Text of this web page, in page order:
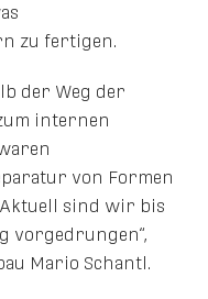
zu fertigen.
der Weg der
internen
von Formen
sind wir bis
vorgedrungen“,
Mario Schantl.